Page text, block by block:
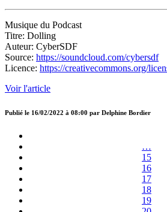
Musique du Podcast
Titre: Dolling
Auteur: CyberSDF
Source: https://soundcloud.com/cybersdf
Licence: https://creativecommons.org/
Voir l'article
Publié le 16/02/2022 à 08:00 par Delphine Bordier
…
15
16
17
18
19